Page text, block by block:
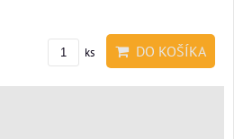
ks DO KOŠÍKA